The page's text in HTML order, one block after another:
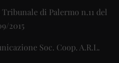
di Palermo n.11 del
2015
Soc. Coop. A.R.L.